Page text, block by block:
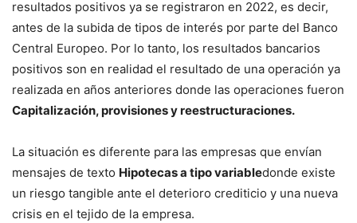
resultados positivos ya se registraron en 2022, es decir,
antes de la subida de tipos de interés por parte del Banco
Central Europeo. Por lo tanto, los resultados bancarios
positivos son en realidad el resultado de una operación ya
realizada en años anteriores donde las operaciones fueron
Capitalización, provisiones y reestructuraciones.
La situación es diferente para las empresas que envían
mensajes de texto Hipotecas a tipo variabledonde existe
un riesgo tangible ante el deterioro crediticio y una nueva
crisis en el tejido de la empresa.